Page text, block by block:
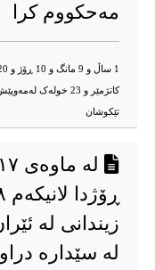
مەحکووم کرا
1 ساڵ و 9 مانگ و
کاتژمێر و 23 خوله‌ک له‌مه‌وپێش‌
تێکوشان
لە ماوەی ١٧
زیندانی لە
لە سێدارە